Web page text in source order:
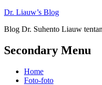
Dr. Liauw’s Blog
Blog Dr. Suhento Liauw
Secondary Menu
Home
Foto-foto